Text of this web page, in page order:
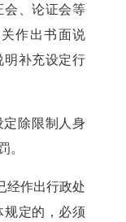
会、论证会等
作出书面说
明补充设定行
除限制人身
。
经作出行政处
定的，必须